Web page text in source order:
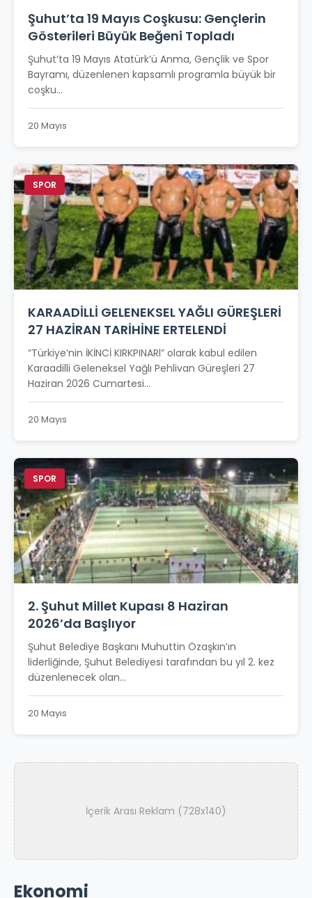
Şuhut’ta 19 Mayıs Coşkusu: Gençlerin
Gösterileri Büyük Beğeni Topladı
Şuhut’ta 19 Mayıs Atatürk’ü Anma, Gençlik ve Spor
Bayramı, düzenlenen kapsamlı programla büyük bir
coşku...
20 Mayıs
SPOR
KARAADİLLİ GELENEKSEL YAĞLI GÜREŞLERİ
27 HAZİRAN TARİHİNE ERTELENDİ
“Türkiye’nin İKİNCİ KIRKPINARl” olarak kabul edilen
Karaadilli Geleneksel Yağlı Pehlivan Güreşleri 27
Haziran 2026 Cumartesi...
20 Mayıs
SPOR
2. Şuhut Millet Kupası 8 Haziran
2026’da Başlıyor
Şuhut Belediye Başkanı Muhuttin Özaşkın’ın
liderliğinde, Şuhut Belediyesi tarafından bu yıl 2. kez
düzenlenecek olan...
20 Mayıs
İçerik Arası Reklam (728x140)
Ekonomi